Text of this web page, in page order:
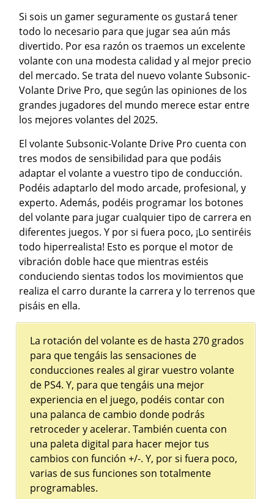
Si sois un gamer seguramente os gustará tener
todo lo necesario para que jugar sea aún más
divertido. Por esa razón os traemos un excelente
volante con una modesta calidad y al mejor precio
del mercado. Se trata del nuevo volante Subsonic-
Volante Drive Pro, que según las opiniones de los
grandes jugadores del mundo merece estar entre
los mejores volantes del 2025.
El volante Subsonic-Volante Drive Pro cuenta con
tres modos de sensibilidad para que podáis
adaptar el volante a vuestro tipo de conducción.
Podéis adaptarlo del modo arcade, profesional, y
experto. Además, podéis programar los botones
del volante para jugar cualquier tipo de carrera en
diferentes juegos. Y por si fuera poco, ¡Lo sentiréis
todo hiperrealista! Esto es porque el motor de
vibración doble hace que mientras estéis
conduciendo sientas todos los movimientos que
realiza el carro durante la carrera y lo terrenos que
pisáis en ella.
La rotación del volante es de hasta 270 grados
para que tengáis las sensaciones de
conducciones reales al girar vuestro volante
de PS4. Y, para que tengáis una mejor
experiencia en el juego, podéis contar con
una palanca de cambio donde podrás
retroceder y acelerar. También cuenta con
una paleta digital para hacer mejor tus
cambios con función +/-. Y, por si fuera poco,
varias de sus funciones son totalmente
programables.